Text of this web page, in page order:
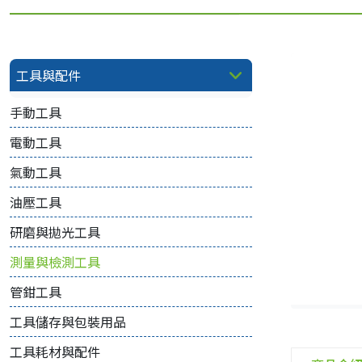
工具與配件
手動工具
電動工具
氣動工具
油壓工具
研磨與拋光工具
測量與檢測工具
管鉗工具
工具儲存與包裝用品
工具耗材與配件